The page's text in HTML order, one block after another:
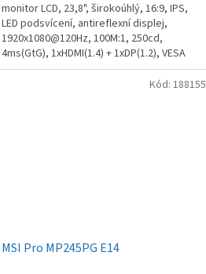
monitor LCD, 23,8", širokoúhlý, 16:9, IPS,
LED podsvícení, antireflexní displej,
1920x1080@120Hz, 100M:1, 250cd,
4ms(GtG), 1xHDMI(1.4) + 1xDP(1.2), VESA
100x100, 99% sRGB,...
MSI Pro MP245PG E14
Kód: 188155